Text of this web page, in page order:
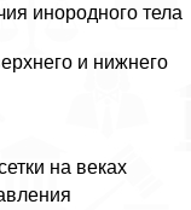
инородного тела
и нижнего
на веках